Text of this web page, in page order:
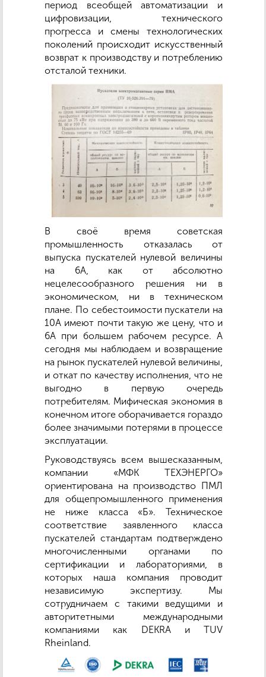
период всеобщей автоматизации и
цифровизации, технического
прогресса и смены технологических
поколений происходит искусственный
возврат к производству и потреблению
отсталой техники.
В своё время советская
промышленность отказалась от
выпуска пускателей нулевой величины
на 6А, как от абсолютно
нецелесообразного решения ни в
экономическом, ни в техническом
плане. По себестоимости пускатели на
10А имеют почти такую же цену, что и
6А при большем рабочем ресурсе. А
сегодня мы наблюдаем и возвращение
на рынок пускателей нулевой величины,
и откат по качеству исполнения, что не
выгодно в первую очередь
потребителям. Мифическая экономия в
конечном итоге оборачивается гораздо
более значимыми потерями в процессе
эксплуатации.
Руководствуясь всем вышесказанным,
компании «МФК ТЕХЭНЕРГО»
ориентирована на производство ПМЛ
для общепромышленного применения
не ниже класса «Б». Техническое
соответствие заявленного класса
пускателей стандартам подтверждено
многочисленными органами по
сертификации и лабораториями, в
которых наша компания проводит
независимую экспертизу. Мы
сотрудничаем с такими ведущими и
авторитетными международными
компаниями как DEKRA и TUV
Rheinland.